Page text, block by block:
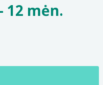
12 mėn.